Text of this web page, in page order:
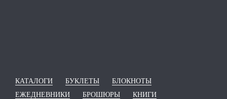
КАТАЛОГИ БУКЛЕТЫ
БЛОКНОТЫ
ЕЖЕДНЕВНИКИ
БРОШЮРЫ
КНИГИ